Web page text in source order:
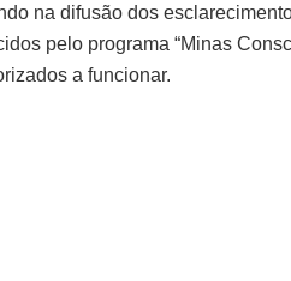
na difusão dos
pelo programa “Minas
a funcionar.